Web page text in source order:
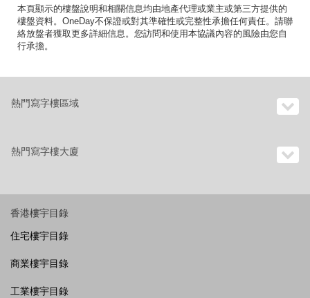
本頁顯示的樓盤說明和相關信息均由地產代理或業主或第三方提供的
樓盤資料。OneDay不保證或對其準確性或完整性承擔任何責任。請聯
絡放盤者獲取更多詳細信息。您訪問和使用本協議內容的風險由您自
行承擔。
熱門寫字樓區域
熱門寫字樓大廈
香港樓宇目錄
住宅樓宇目錄
商業樓宇目錄
工業樓宇目錄